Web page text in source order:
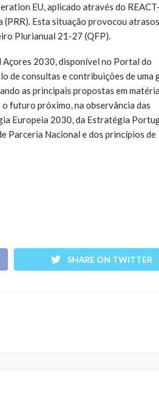
EU, aplicado através do
(PRR). Esta situação provocou
Plurianual 21-27 (QFP).
2030, disponível no Portal do
de consultas e contribuições de uma
as principais propostas em
futuro próximo, na observância das
Europeia 2030, da Estratégia
Parceria Nacional e dos princípios de
SHARE ON TWITTER